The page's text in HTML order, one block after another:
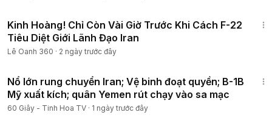
hôn nhau trên livestream TikTok.
17:47: Thiếu niên 11 tuổi lái xe bán tải đâm nhóm nhà sư ở
Thái Lan, 8 người thiệt mạng
ttps://www.ganjingworld.com/s/ZGqmWO...
Tinh Hoa TV thông tin đến bạn đọc những tin tức cập nhật,
Kinh Hoàng! Chỉ Còn Vài Giờ Trước Khi Cách F-22
Tiêu Diệt Giới Lãnh Đạo Iran
Lê Oanh 360 · 2 ngày trước đây
Nổ lớn rung chuyển Iran; Vệ binh đoạt quyền; B-1B
Mỹ xuất kích; quân Yemen rút chạy vào sa mạc
60 Giây - Tinh Hoa TV · 1 ngày trước đây